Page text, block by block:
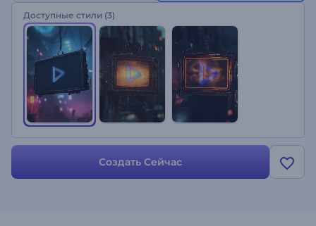
дополните ее энергичным звуком для максимального
эффекта. Творите прямо сейчас и выделяйтесь своей
креативностью!
Доступные стили (3)
Создать Сейчас